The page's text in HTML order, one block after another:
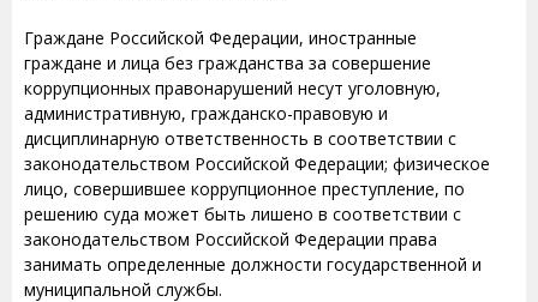
Граждане Российской Федерации, иностранные
граждане и лица без гражданства за совершение
коррупционных правонарушений несут уголовную,
административную, гражданско-правовую и
дисциплинарную ответственность в соответствии с
законодательством Российской Федерации; физическое
лицо, совершившее коррупционное преступление, по
решению суда может быть лишено в соответствии с
законодательством Российской Федерации права
занимать определенные должности государственной и
муниципальной службы.